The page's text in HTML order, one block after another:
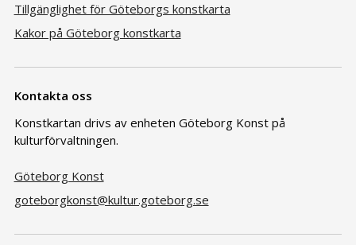
Tillgänglighet för Göteborgs konstkarta
Kakor på Göteborg konstkarta
Kontakta oss
Konstkartan drivs av enheten Göteborg Konst på
kulturförvaltningen.
Göteborg Konst
goteborgkonst@kultur.goteborg.se